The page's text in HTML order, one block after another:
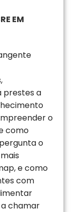
EM
prestes a
o
como
o
e como
com
chamar